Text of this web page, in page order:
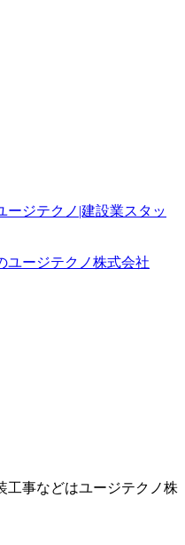
ユージテクノ株式会社
工事などはユージテクノ株